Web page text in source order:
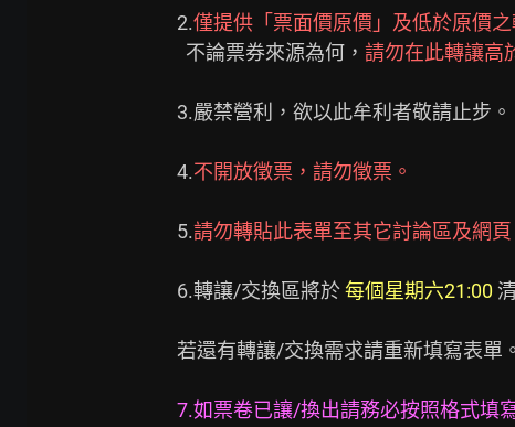
2.僅提供「票面價原價」及低於原價之
  不論票券來源為何，
請勿在此轉讓高
3.嚴禁營利，欲以此牟利者敬請止步。
4.不開放徵票，請勿徵票。
5.請勿轉貼此表單至其它討論區及網頁
6.轉讓/交換區將於 每個星期六21:00
若還有轉讓/交換需求請重新填寫表單。
7.如票卷已讓/換出請務必按照格式填